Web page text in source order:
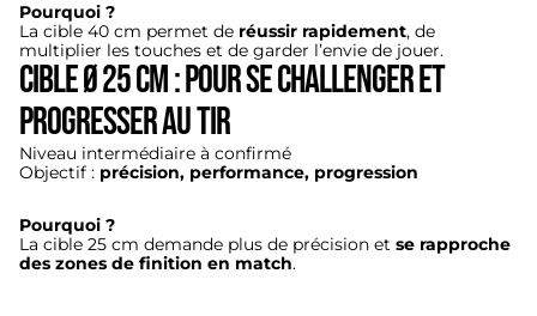
Pourquoi ?
La cible 40 cm permet de réussir rapidement, de
multiplier les touches et de garder l’envie de jouer.
Cible Ø 25 cm : Pour se challenger et
progresser au tir
Niveau intermédiaire à confirmé
Objectif : précision, performance, progression
Pourquoi ?
La cible 25 cm demande plus de précision et se rapproche
des zones de finition en match.